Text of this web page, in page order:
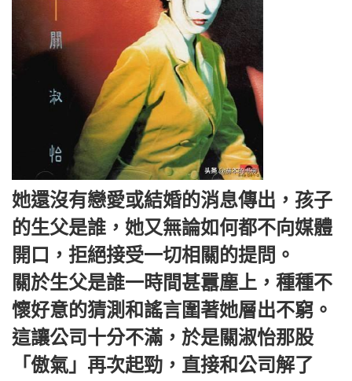
她還沒有戀愛或結婚的消息傳出，孩子
的生父是誰，她又無論如何都不向媒體
開口，拒絕接受一切相關的提問。
關於生父是誰一時間甚囂塵上，種種不
懷好意的猜測和謠言圍著她層出不窮。
這讓公司十分不滿，於是關淑怡那股
「傲氣」再次起勁，直接和公司解了